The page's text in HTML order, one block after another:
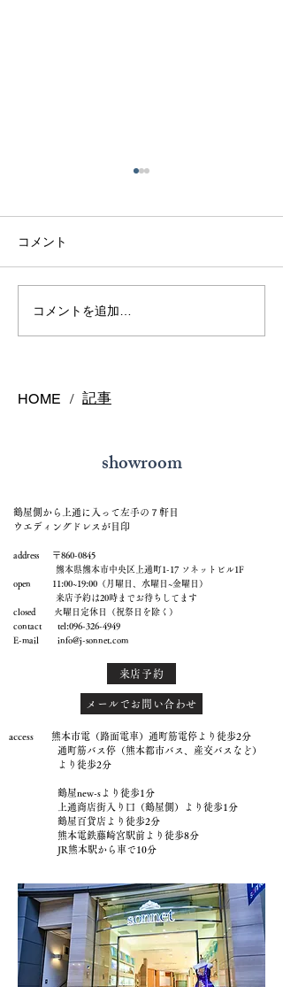
熊本で結婚指輪を選ぶ予
算はどれくらい？相場と
コメント
コメントを追加…
HOME / 記事
showroom
鶴屋側から上通に入って左手の７軒目
ウエディングドレスが目印
address 〒860-0845
熊本県熊本市中央区上通町1-17 ソネットビル1F
open 11:00~19:00（月曜日、水曜日~金曜日）
来店予約は20時までお待ちしてます
closed 火曜日定休日（祝祭日を除く）
contact tel:096-326-4949
E-mail info@j-sonnet.com
来店予約
メールでお問い合わせ
access 熊本市電（路面電車）通町筋電停より徒歩2分
通町筋バス停（熊本都市バス、産交バスなど）
より徒歩2分
鶴屋new-sより徒歩1分
上通商店街入り口（鶴屋側）より徒歩1分
鶴屋百貨店より徒歩2分
熊本電鉄藤崎宮駅前より徒歩8分
JR熊本駅から車で10分